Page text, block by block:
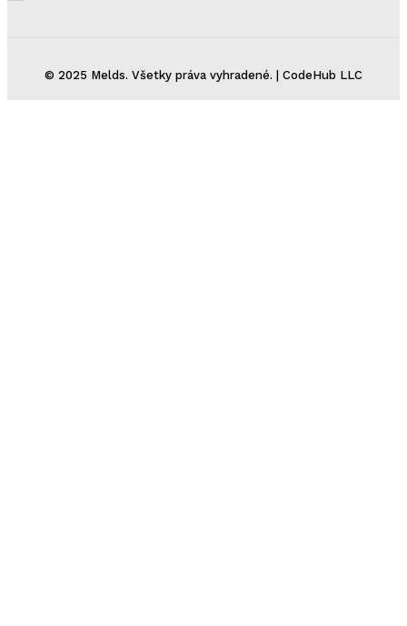
© 2025 Melds. Všetky práva vyhradené. | CodeHub LLC